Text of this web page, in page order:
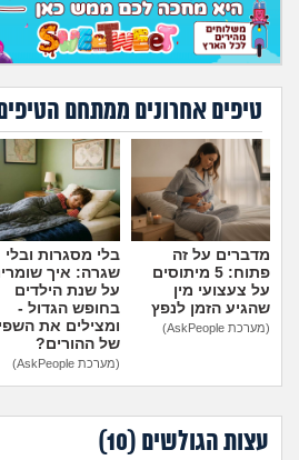
טיפים אחרונים ממתחם
מדברים על זה
פתוח: 5 מיתוסים
על צעצועי מין
שהגיע הזמן לנפץ
(מערכת AskPeople)
בלי מסגרות ובלי
שגרה: איך
על שנת הילדים
בחופש הגדול -
ומצילים את
של ההורים?
(מערכת AskPeople)
עצות הגולשים (10
)